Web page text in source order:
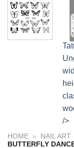
/>
HOME » NAIL ART
BUTTERFLY